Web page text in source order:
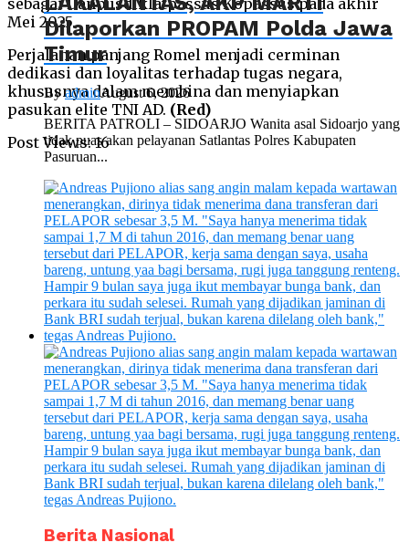
sebagai Danpusdiklatpassus Kopassus pada akhir
Mei 2025.
Perjalanan panjang Romel menjadi cerminan
dedikasi dan loyalitas terhadap tugas negara,
khususnya dalam membina dan menyiapkan
pasukan elite TNI AD. (Red)
Post Views: 16
Dilaporkan PROPAM Polda Jawa
Timur
ByadminAugust 6, 2026
BERITA PATROLI – SIDOARJO Wanita asal Sidoarjo yang
tidak puas akan pelayanan Satlantas Polres Kabupaten
Pasuruan...
Berita Nasional